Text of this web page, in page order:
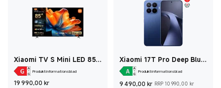
Xiaomi TV S Mini LED 85
2026 85 tumProduktinformationsblad
19 990,00 kr Current Price kr19 990
Xiaomi 17T Pro Deep Blue
12GB+512GBProduktinformationsblad
9 490,00 kr Current Price
RRP 10 990,00 kr